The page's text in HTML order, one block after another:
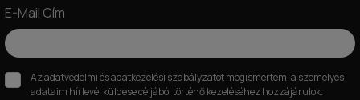
E-Mail Cím
Azadatvédelmi és adatkezelési szabályzatotmegismertem, a személyes
adataim hírlevél küldése céljából történő kezeléséhez hozzájárulok.